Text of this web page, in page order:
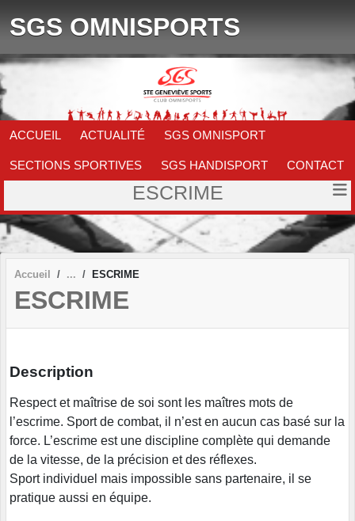
SGS OMNISPORTS
ACCUEIL ACTUALITÉ SGS OMNISPORT
SECTIONS SPORTIVES SGS HANDISPORT CONTACT
ESCRIME
Accueil ESCRIME
ESCRIME
Description
Respect et maîtrise de soi sont les maîtres mots de
l’escrime. Sport de combat, il n’est en aucun cas basé sur la
force. L’escrime est une discipline complète qui demande
de la vitesse, de la précision et des réflexes.
Sport individuel mais impossible sans partenaire, il se
pratique aussi en équipe.